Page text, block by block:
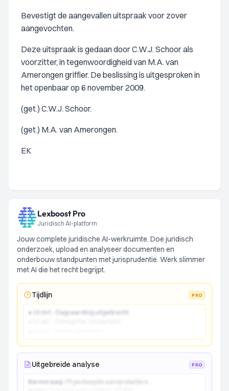
Bevestigt de aangevallen uitspraak voor zover
aangevochten.
Deze uitspraak is gedaan door C.W.J. Schoor als
voorzitter, in tegenwoordigheid van M.A. van
Amerongen griffier. De beslissing is uitgesproken in
het openbaar op 6 november 2009.
(get.) C.W.J. Schoor.
(get.) M.A. van Amerongen.
EK
Lexboost Pro
Juridisch AI-platform
Jouw complete juridische AI-werkruimte. Doe juridisch
onderzoek, upload en analyseer documenten en
onderbouw standpunten met jurisprudentie. Werk slimmer
met AI die het recht begrijpt.
Tijdlijn PRO
● 15 mrt - Dagvaarding uitgebracht
Uitgebreide analyse PRO
Kernvraag: